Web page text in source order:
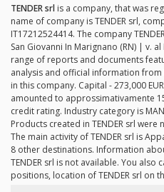
TENDER srl is a company, that was
name of company is TENDER srl,
IT17212524414. The company
San Giovanni In Marignano (RN) | v.
range of reports and documents
analysis and official information
in this company. Capital - 273,000
amounted to approssimativamente
credit rating. Industry category is
Products created in TENDER srl were
The main activity of TENDER srl is
8 other destinations. Information
TENDER srl is not available. You also
positions, location of TENDER srl on